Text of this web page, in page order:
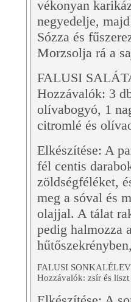
vékonyan
negyedelje,
Sózza és
Morzsolja rá a
FALUSI
Hozzávalók: 3
olívabogyó, 1
citromlé és
Elkészítése: A
fél centis
zöldségféléket,
meg a sóval és
olajjal. A tálat
pedig halmozza
FALUSI
Hozzávalók: zsír és